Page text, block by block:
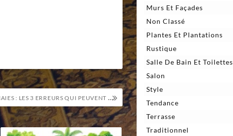
TAILLE DE HAIES : LES 3 ERREURS QUI PEUVENT TUER VOS ARBUSTES
Murs Et Façades
Non Classé
Plantes Et Plantations
Rustique
Salle De Bain Et Toilettes
Salon
Style
Tendance
Terrasse
Traditionnel